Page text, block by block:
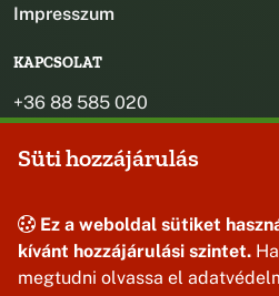
Impresszum
KAPCSOLAT
+36 88 585 020
+36 30 442 8024
titkarsag@bakonybel.hu
8427 Bakonybél, Pápai u. 7.
Süti hozzájárulás
Ez a weboldal sütiket
kívánt hozzájárulási szintet.
megtudni olvassa el